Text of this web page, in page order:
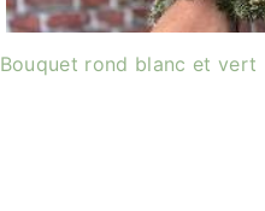
Bouquet rond blanc et vert